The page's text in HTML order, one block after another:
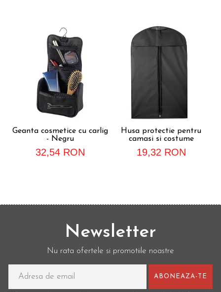
Geanta cosmetice cu carlig
- Negru
32,54 RON
Husa protectie pentru
camasi si costume
19,32 RON
Newsletter
Nu rata ofertele si promotiile noastre